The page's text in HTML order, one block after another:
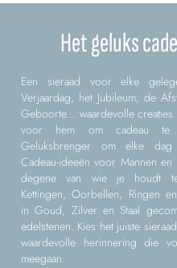
Het geluks
Een sieraad voor elke
Verjaardag, het Jubileum, de
Geboorte... waardevolle
voor hem om cadeau te
Geluksbrenger om elke
Cadeau-ideeën voor Mannen
degene van wie je houdt te
Kettingen, Oorbellen, Ringen
in Goud, Zilver en Staal
edelstenen. Kies het juiste
waardevolle herinnering die
meegaan.